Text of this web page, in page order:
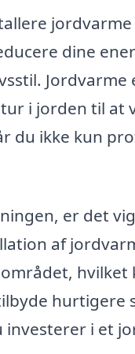
dine
i jorden til at
du ikke kun
er det
af
hurtigere
investerer i et